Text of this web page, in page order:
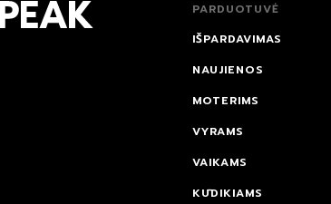
PARDUOTUVĖ
IŠPARDAVIMAS
NAUJIENOS
MOTERIMS
VYRAMS
VAIKAMS
KŪDIKIAMS